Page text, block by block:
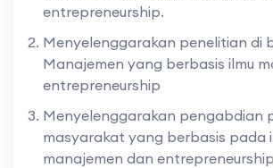
entrepreneurship.
Menyelenggarakan penelitian di
Manajemen yang berbasis ilmu
entrepreneurship
Menyelenggarakan pengabdian
masyarakat yang berbasis pada
manajemen dan entrepreneurship